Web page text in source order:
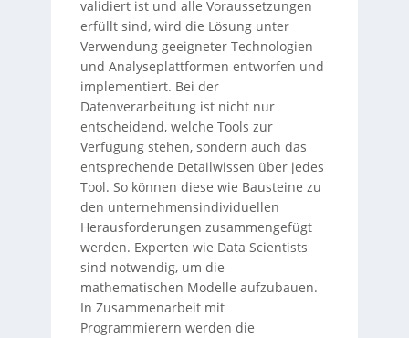
validiert ist und alle Voraussetzungen
erfüllt sind, wird die Lösung unter
Verwendung geeigneter Technologien
und Analyseplattformen entworfen und
implementiert. Bei der
Datenverarbeitung ist nicht nur
entscheidend, welche Tools zur
Verfügung stehen, sondern auch das
entsprechende Detailwissen über jedes
Tool. So können diese wie Bausteine zu
den unternehmensindividuellen
Herausforderungen zusammengefügt
werden. Experten wie Data Scientists
sind notwendig, um die
mathematischen Modelle aufzubauen.
In Zusammenarbeit mit
Programmierern werden die